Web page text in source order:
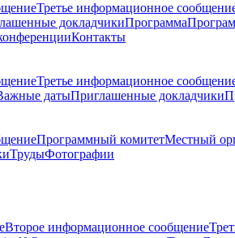
Третье информационное
докладчикиПрограмма
Контакты
Третье информационное
датыПриглашенные докладчики
Программный комитетМестный
ТрудыФотографии
Второе информационное сообщение